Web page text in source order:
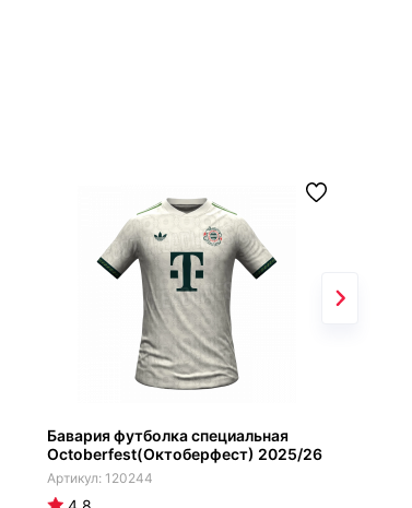
Бавария футболка специальная
Octoberfest(Октоберфест) 2025/26
120244